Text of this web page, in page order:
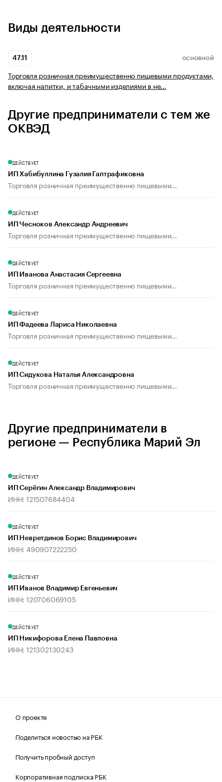
Виды деятельности
47.11 ОСНОВНОЙ
Торговля розничная преимущественно пищевыми продуктами,
включая напитки, и табачными изделиями в не…
Другие предприниматели с тем же
ОКВЭД
ДЕЙСТВУЕТ
ИП Хабибуллина Гузалия Гаптрафиковна
Торговля розничная преимущественно пищевыми...
ДЕЙСТВУЕТ
ИП Чесноков Александр Андреевич
Торговля розничная преимущественно пищевыми...
ДЕЙСТВУЕТ
ИП Иванова Анастасия Сергеевна
Торговля розничная преимущественно пищевыми...
ДЕЙСТВУЕТ
ИП Фадеева Лариса Николаевна
Торговля розничная преимущественно пищевыми...
ДЕЙСТВУЕТ
ИП Сидукова Наталья Александровна
Торговля розничная преимущественно пищевыми...
Другие предприниматели в
регионе — Республика Марий Эл
ДЕЙСТВУЕТ
ИП Серёгин Александр Владимирович
ИНН: 121507684404
ДЕЙСТВУЕТ
ИП Невретдинов Борис Владимирович
ИНН: 490907222250
ДЕЙСТВУЕТ
ИП Иванов Владимир Евгеньевич
ИНН: 120706069105
ДЕЙСТВУЕТ
ИП Никифорова Елена Павловна
ИНН: 121302130243
О проекте
Поделиться новостью на РБК
Получить пробный доступ
Корпоративная подписка РБК